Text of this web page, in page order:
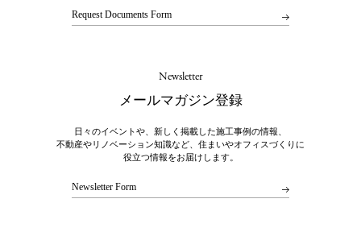
Request Documents Form
Newsletter
メールマガジン登録
日々のイベントや、新しく掲載した施工事例の情報、
不動産やリノベーション知識など、住まいやオフィスづくりに
役立つ情報をお届けします。
Newsletter Form